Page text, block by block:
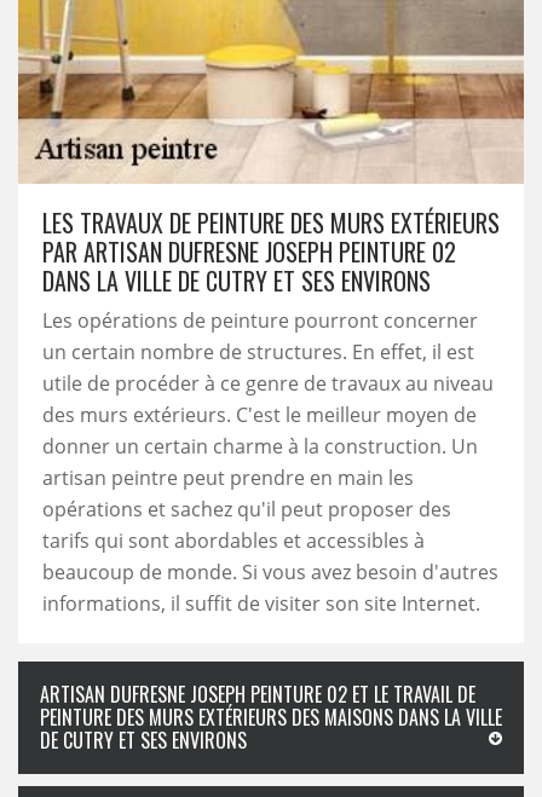
LES TRAVAUX DE PEINTURE DES MURS EXTÉRIEURS
PAR ARTISAN DUFRESNE JOSEPH PEINTURE 02
DANS LA VILLE DE CUTRY ET SES ENVIRONS
Les opérations de peinture pourront concerner
un certain nombre de structures. En effet, il est
utile de procéder à ce genre de travaux au niveau
des murs extérieurs. C'est le meilleur moyen de
donner un certain charme à la construction. Un
artisan peintre peut prendre en main les
opérations et sachez qu'il peut proposer des
tarifs qui sont abordables et accessibles à
beaucoup de monde. Si vous avez besoin d'autres
informations, il suffit de visiter son site Internet.
ARTISAN DUFRESNE JOSEPH PEINTURE 02 ET LE TRAVAIL DE
PEINTURE DES MURS EXTÉRIEURS DES MAISONS DANS LA VILLE
DE CUTRY ET SES ENVIRONS